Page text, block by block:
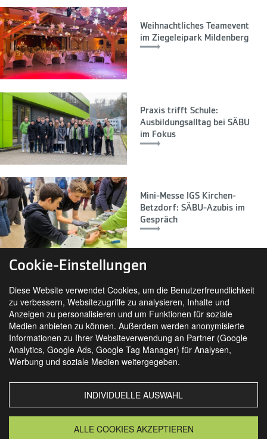
Weihnachtliches Teamevent
im Ziegeleipark Mildenberg
Praxis trifft Schule:
Ausbildungsalltag bei SÄBU
im Fokus
Mini-Messe IGS Kirchen-
Betzdorf: SÄBU-Azubis im
Gespräch
SIE FINDEN UNS AUCH AUF
MORSBACH GRANSEE
Cookie-Einstellungen
Diese Website verwendet Cookies, um die Benutzerfreundlichkeit
zu verbessern, Websitezugriffe zu analysieren, Inhalte und
Anzeigen zu personalisieren und um Funktionen für soziale
Medien anbieten zu können. Außerdem werden anonymisierte
Informationen zu Ihrer Websiteverwendung an Partner (Google
Analytics, Google Ads, Google Tag Manager) für Analysen,
Werbung und soziale Medien weitergegeben.
INDIVIDUELLE AUSWAHL
ALLE COOKIES AKZEPTIEREN